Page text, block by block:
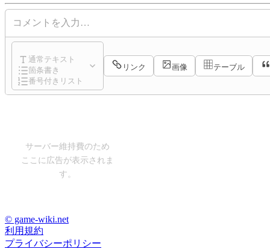
コメントを入力…
通常テキスト
箇条書き
番号付きリスト
リンク 画像 テーブル
サーバー維持費のため
ここに広告が表示されま
す。
© game-wiki.net
利用規約
プライバシーポリシー